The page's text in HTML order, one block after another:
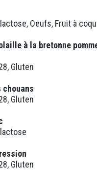
Oeufs, Fruit à
à la bretonne
Gluten
chouans
Gluten
Gluten